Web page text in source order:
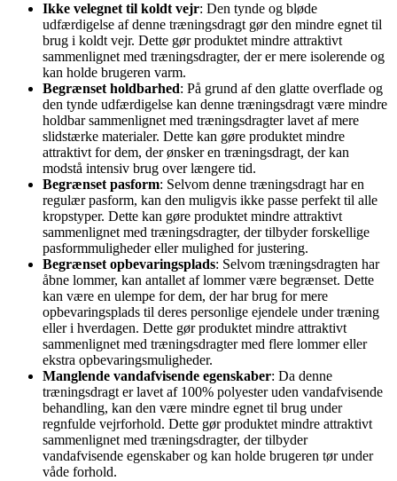
Ikke velegnet til koldt vejr: Den tynde og bløde
udfærdigelse af denne træningsdragt gør den mindre egnet til
brug i koldt vejr. Dette gør produktet mindre attraktivt
sammenlignet med træningsdragter, der er mere isolerende og
kan holde brugeren varm.
Begrænset holdbarhed: På grund af den glatte overflade og
den tynde udfærdigelse kan denne træningsdragt være mindre
holdbar sammenlignet med træningsdragter lavet af mere
slidstærke materialer. Dette kan gøre produktet mindre
attraktivt for dem, der ønsker en træningsdragt, der kan
modstå intensiv brug over længere tid.
Begrænset pasform: Selvom denne træningsdragt har en
regulær pasform, kan den muligvis ikke passe perfekt til alle
kropstyper. Dette kan gøre produktet mindre attraktivt
sammenlignet med træningsdragter, der tilbyder forskellige
pasformmuligheder eller mulighed for justering.
Begrænset opbevaringsplads: Selvom træningsdragten har
åbne lommer, kan antallet af lommer være begrænset. Dette
kan være en ulempe for dem, der har brug for mere
opbevaringsplads til deres personlige ejendele under træning
eller i hverdagen. Dette gør produktet mindre attraktivt
sammenlignet med træningsdragter med flere lommer eller
ekstra opbevaringsmuligheder.
Manglende vandafvisende egenskaber: Da denne
træningsdragt er lavet af 100% polyester uden vandafvisende
behandling, kan den være mindre egnet til brug under
regnfulde vejrforhold. Dette gør produktet mindre attraktivt
sammenlignet med træningsdragter, der tilbyder
vandafvisende egenskaber og kan holde brugeren tør under
våde forhold.